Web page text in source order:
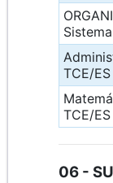
TCE/ES
TCE/ES
06 -